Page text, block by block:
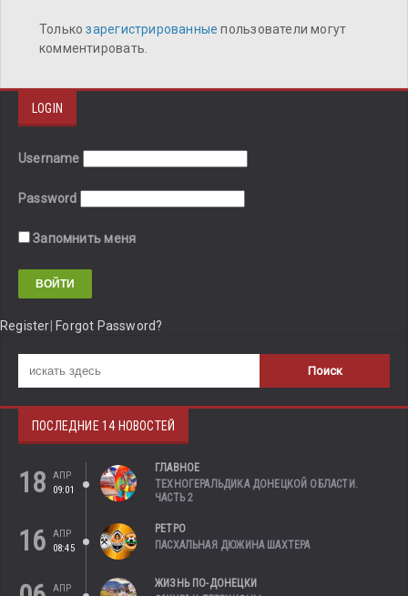
Толькозарегистрированныепользователи могут
комментировать.
LOGIN
Username
Password
Запомнить меня
Register Forgot Password?
ПОСЛЕДНИЕ 14 НОВОСТЕЙ
18
АПР
09:01
ГЛАВНОЕ
ТЕХНОГЕРАЛЬДИКА ДОНЕЦКОЙ ОБЛАСТИ.
ЧАСТЬ 2
16
АПР
08:45
РЕТРО
ПАСХАЛЬНАЯ ДЮЖИНА ШАХТЕРА
АПР
ЖИЗНЬ ПО-ДОНЕЦКИ